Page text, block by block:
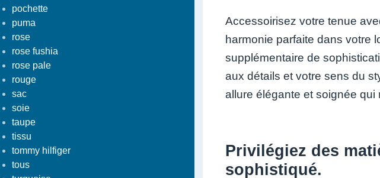
pochette
puma
rose
rose fushia
rose pale
rouge
sac
soie
taupe
tissu
tommy hilfiger
tous
Accessoirisez votre tenue
harmonie parfaite dans votre
supplémentaire de
aux détails et votre sens du
allure élégante et soignée
Privilégiez des
sophistiqué.